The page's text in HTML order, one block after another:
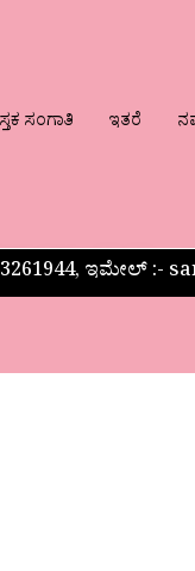
ಸಂಗಾತಿ ಇತರೆ
ಇಮೇಲ್ :-